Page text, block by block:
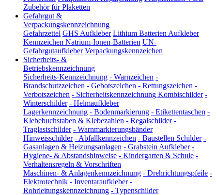
Zubehör für Plaketten
Gefahrgut &
Verpackungskennzeichnung
Gefahrzettel GHS Aufkleber Lithium Batterien Aufkleber
Kennzeichen Natrium-Ionen-Batterien UN-
Gefahrgutaufkleber Verpackungskennzeichen
Sicherheits- &
Betriebskennzeichnung
Sicherheits-Kennzeichnung - Warnzeichen -
Brandschutzzeichen - Gebotszeichen - Rettungszeichen -
Verbotszeichen - Sicherheitskennzeichnung Kombischilder -
Winterschilder - Helmaufkleber
Lagerkennzeichnung - Bodenmarkierung - Etikettentaschen -
Klebebuchstaben & Klebezahlen - Regalschilder -
Traglastschilder - Warnmarkierungsbänder
Hinweisschilder - Abfallkennzeichen - Baustellen Schilder -
Gasanlagen & Heizungsanlagen - Grabstein Aufkleber -
Hygiene- & Abstandshinweise - Kindergarten & Schule -
Verhaltensregeln & Vorschriften
Maschinen- & Anlagenkennzeichnung - Drehrichtungspfeile -
Elektrotechnik - Inventaraufkleber -
Rohrleitungskennzeichnung - Typenschilder